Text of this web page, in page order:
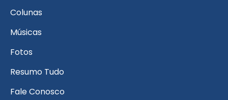
Colunas
Músicas
Fotos
Resumo Tudo
Fale Conosco